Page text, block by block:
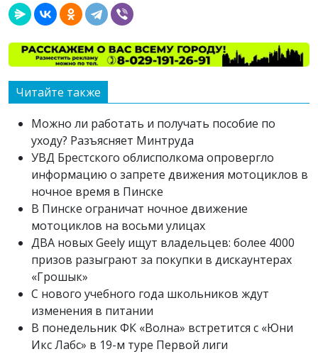
Читайте также
Можно ли работать и получать пособие по
уходу? Разъясняет Минтруда
УВД Брестского облисполкома опровергло
информацию о запрете движения мотоциклов в
ночное время в Пинске
В Пинске ограничат ночное движение
мотоциклов на восьми улицах
ДВА новых Geely ищут владельцев: более 4000
призов разыграют за покупки в дискаунтерах
«Грошык»
С нового учебного года школьников ждут
изменения в питании
В понедельник ФК «Волна» встретится с «Юни
Икс Лабс» в 19-м туре Первой лиги